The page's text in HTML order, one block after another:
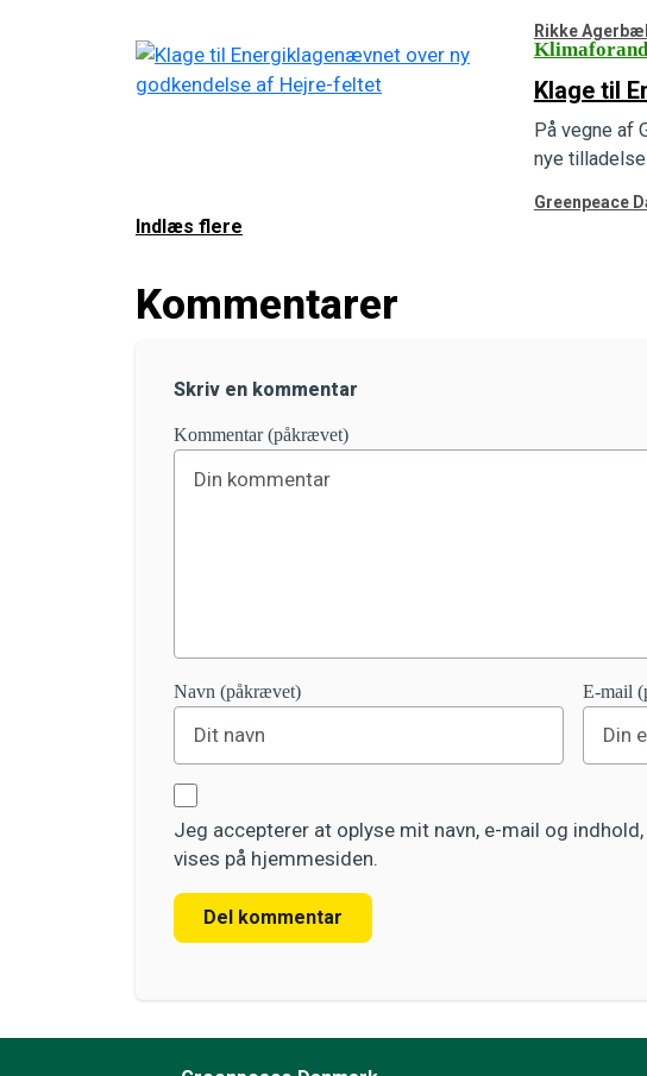
Rikke
Klage til
På vegne af
nye
Greenpeace
Indlæs flere
Kommentarer
Skriv en kommentar
Kommentar (påkrævet)
Navn (påkrævet) E-mail
Jeg accepterer at oplyse mit navn, e-mail og
vises på hjemmesiden.
Del kommentar